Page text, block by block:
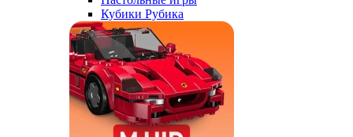
Кубики Рубика